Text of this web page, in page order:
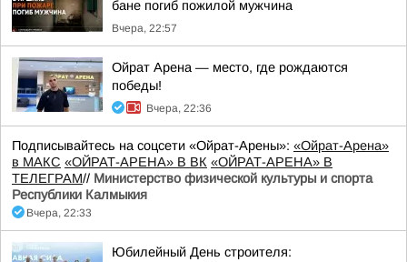
бане погиб пожилой мужчина
Вчера, 22:57
Ойрат Арена — место, где рождаются
победы!
Вчера, 22:36
Подписывайтесь на соцсети «Ойрат-Арены»: «Ойрат-Арена»
в МАКС «ОЙРАТ-АРЕНА» В ВК «ОЙРАТ-АРЕНА» В
ТЕЛЕГРАМ// Министерство физической культуры и спорта
Республики Калмыкия
Вчера, 22:33
Юбилейный День строителя: